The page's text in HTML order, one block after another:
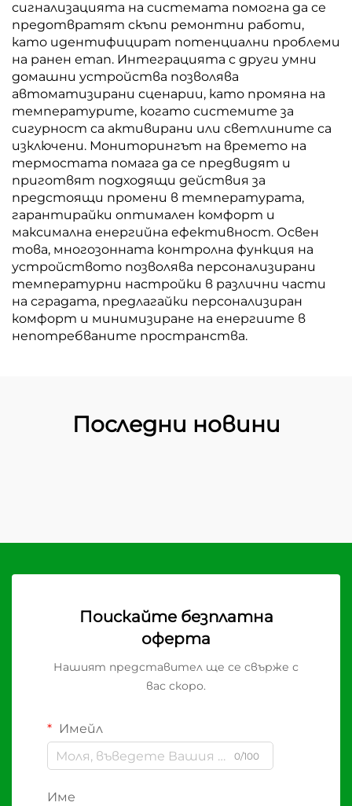
сигнализацията на системата помогна да се
предотвратят скъпи ремонтни работи,
като идентифицират потенциални проблеми
на ранен етап. Интеграцията с други умни
домашни устройства позволява
автоматизирани сценарии, като промяна на
температурите, когато системите за
сигурност са активирани или светлините са
изключени. Мониторингът на времето на
термостата помага да се предвидят и
приготвят подходящи действия за
предстоящи промени в температурата,
гарантирайки оптимален комфорт и
максимална енергийна ефективност. Освен
това, многозонната контролна функция на
устройството позволява персонализирани
температурни настройки в различни части
на сградата, предлагайки персонализиран
комфорт и минимизиране на енергиите в
непотребваните пространства.
Последни новини
Поискайте безплатна
оферта
Нашият представител ще се свърже с
вас скоро.
Имейл
0/100
Име